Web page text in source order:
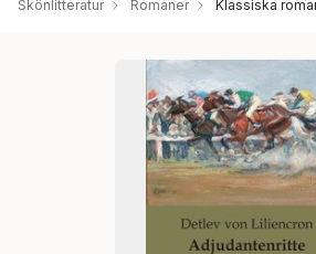
Skönlitteratur Romaner Klassiska